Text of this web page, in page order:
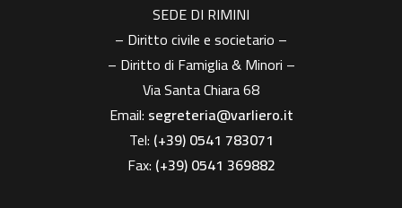
SEDE DI RIMINI
– Diritto civile e societario –
– Diritto di Famiglia & Minori –
Via Santa Chiara 68
Email: segreteria@varliero.it
Tel: (+39) 0541 783071
Fax: (+39)0541 369882